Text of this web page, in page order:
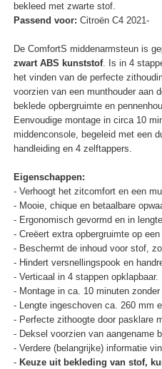
bekleed met zwarte stof.
Passend voor: Citroën C4 2021-
De ComfortS middenarmsteun is
zwart ABS kunststof. Is in 4
het vinden van de perfecte
voorzien van een munthouder aan
beklede opbergruimte en
Eenvoudige montage in circa 10
middenconsole, begeleid met een
handleiding en 4 zelftappers.
Eigenschappen:
- Verhoogt het zitcomfort en een
- Mooie, chique en betaalbare
- Ergonomisch gevormd en in
- Creëert extra opbergruimte op
- Beschermt de inhoud voor stof,
- Hindert versnellingspook en
- Verticaal in 4 stappen opklapbaar.
- Montage in ca. 10 minuten
- Lengte ingeschoven ca. 260 mm
- Perfecte zithoogte door pasklare
- Deksel voorzien van aangename
- Verdere (belangrijke) informatie
- Keuze uit bekleding van stof,